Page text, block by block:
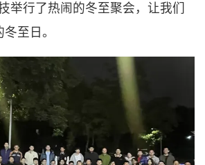
举行了热闹的冬至聚会，让我们
至日。